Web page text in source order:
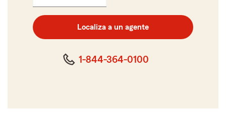
código
postal
de
cinco
Localiza a un agente
1-844-364-0100